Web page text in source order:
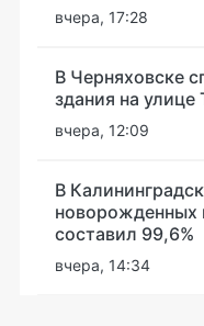
вчера, 17:28
В Черняховске
здания на улице
вчера, 12:09
В
новорожденных
составил 99,6%
вчера, 14:34